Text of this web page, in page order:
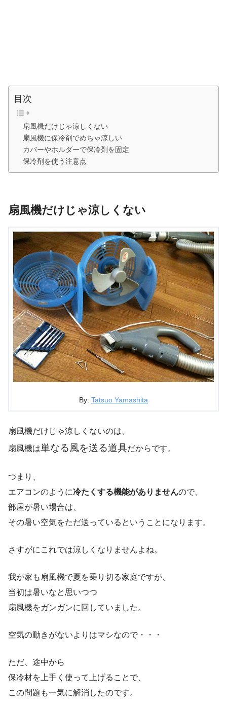
目次
扇風機だけじゃ涼しくない
扇風機に保冷剤でめちゃ涼しい
カバーやホルダーで保冷剤を固定
保冷剤を使う注意点
扇風機だけじゃ涼しくない
By: Tatsuo Yamashita
扇風機だけじゃ涼しくないのは、
扇風機は単なる風を送る道具だからです。
つまり、
エアコンのように冷たくする機能がありませんので、
部屋が暑い場合は、
その暑い空気をただ送っているということになります。
さすがにこれでは涼しくなりませんよね。
我が家も扇風機で夏を乗り切る家庭ですが、
当初は暑いなと思いつつ
扇風機をガンガンに回していました。
空気の動きがないよりはマシなので・・・
ただ、途中から
保冷材を上手く使って上げることで、
この問題も一気に解消したのです。